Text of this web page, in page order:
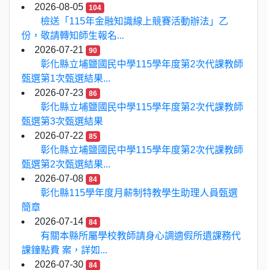
2026-08-05 104
檢送「115年金融知識線上競賽活動辦法」乙
份，敬請轉知師生報名...
2026-07-21
90
彰化縣立埔鹽國民中學115學年度第2次代課教師
甄選第1次甄選結果...
2026-07-23
86
彰化縣立埔鹽國民中學115學年度第2次代課教師
甄選第3次甄選結果
2026-07-22
85
彰化縣立埔鹽國民中學115學年度第2次代課教師
甄選第2次甄選結果...
2026-07-08
84
彰化縣115學年度月薪制特教學生助理人員甄選
簡章
2026-07-14
84
有關本縣所屬學校教師請身心調適假所遺課務代
課鐘點費 案，詳如...
2026-07-30
84